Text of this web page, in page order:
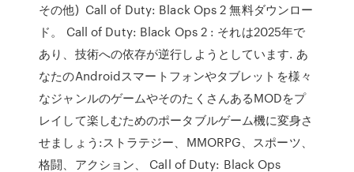
その他) Call of Duty: Black Ops 2 無料ダウンロー
ド。 Call of Duty: Black Ops 2 : それは2025年で
あり、技術への依存が逆行しようとしています. あ
なたのAndroidスマートフォンやタブレットを様々
なジャンルのゲームやそのたくさんあるMODをプ
レイして楽しむためのポータブルゲーム機に変身さ
せましょう:ストラテジー、MMORPG、スポーツ、
格闘、アクション、 Call of Duty: Black Ops